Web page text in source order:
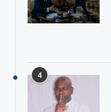
4